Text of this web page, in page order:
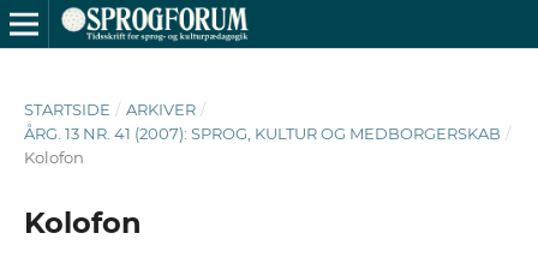
STARTSIDE / ARKIVER /
ÅRG. 13 NR. 41 (2007): SPROG, KULTUR OG MEDBORGERSKAB /
Kolofon
Kolofon